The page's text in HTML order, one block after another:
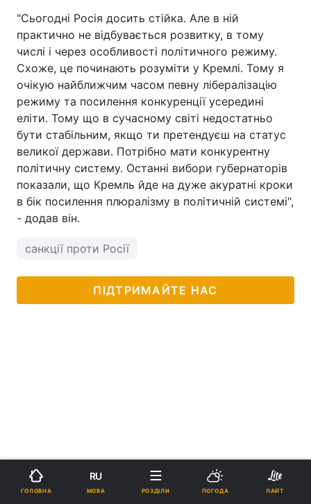
"Сьогодні Росія досить стійка. Але в ній
практично не відбувається розвитку, в тому
числі і через особливості політичного режиму.
Схоже, це починають розуміти у Кремлі. Тому я
очікую найближчим часом певну лібералізацію
режиму та посилення конкуренції усередині
еліти. Тому що в сучасному світі недостатньо
бути стабільним, якщо ти претендуєш на статус
великої держави. Потрібно мати конкурентну
політичну систему. Останні вибори губернаторів
показали, що Кремль йде на дуже акуратні кроки
в бік посилення плюралізму в політичній системі",
- додав він.
санкції проти Росії
ПІДТРИМАЙТЕ НАС
ГОЛОВНА
RU
МОВА РОЗДІЛИ ПОГОДА ЛАЙТ